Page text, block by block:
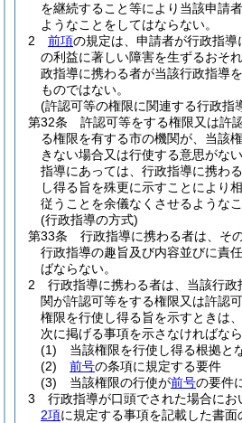
を継続すること等により当該申請
ようなことをしてはならない。
2
前項の規定は、申請者が行政指
の利益に著しい障害を生ずるおそ
政指導に携わる者が当該行政指導
ものではない。
(許認可等の権限に関連する行政指
第32条
許認可等をする権限又は許
る権限を有する市の機関が、当該
きない場合又は行使する意思がな
指導にあっては、行政指導に携わ
し得る旨を殊更に示すことにより
従うことを余儀なくさせるような
(行政指導の方式)
第33条
行政指導に携わる者は、そ
行政指導の趣旨及び内容並びに責
ばならない。
2
行政指導に携わる者は、当該行
関が許認可等をする権限又は許認
権限を行使し得る旨を示すときは
次に掲げる事項を示さなければなら
(1)
当該権限を行使し得る根拠と
(2)
前号の条項に規定する要件
(3)
当該権限の行使が前号の要件
3
行政指導が口頭でされた場合にお
2項に規定する事項を記載した書面